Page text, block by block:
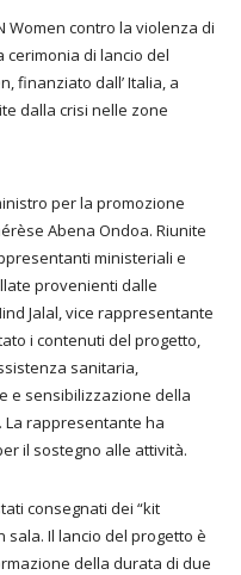
Women contro la violenza di
cerimonia di lancio del
finanziato dall’ Italia, a
dalla crisi nelle zone
per la promozione
Abena Ondoa. Riunite
ministeriali e
provenienti dalle
Jalal, vice rappresentante
i contenuti del progetto,
sanitaria,
e sensibilizzazione della
rappresentante ha
il sostegno alle attività.
consegnati dei “kit
Il lancio del progetto è
della durata di due